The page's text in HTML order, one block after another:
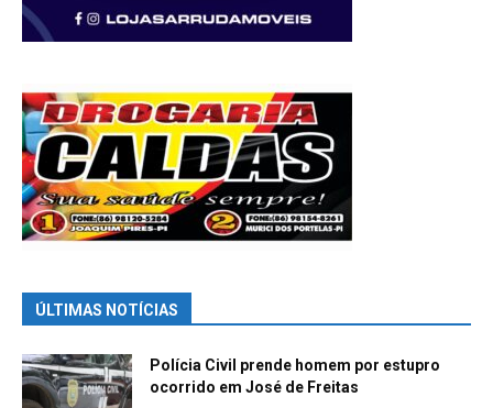
ÚLTIMAS NOTÍCIAS
Polícia Civil prende homem por estupro
ocorrido em José de Freitas